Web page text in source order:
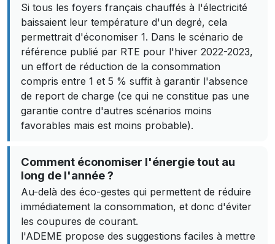
Si tous les foyers français chauffés à l'électricité
baissaient leur température d'un degré, cela
permettrait d'économiser 1. Dans le scénario de
référence publié par RTE pour l'hiver 2022-2023,
un effort de réduction de la consommation
compris entre 1 et 5 % suffit à garantir l'absence
de report de charge (ce qui ne constitue pas une
garantie contre d'autres scénarios moins
favorables mais est moins probable).
Comment économiser l'énergie tout au
long de l'année ?
Au-delà des éco-gestes qui permettent de réduire
immédiatement la consommation, et donc d'éviter
les coupures de courant.
l'ADEME propose des suggestions faciles à mettre